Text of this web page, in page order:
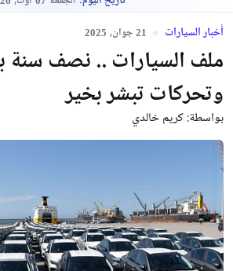
أخبار السيارات 21 جوان, 2025
ملف السيارات .. نصف سنة
وتحركات تبشر بخير
بواسطة:كريم خالدي